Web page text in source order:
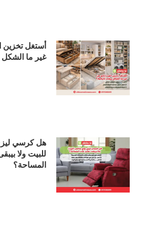
أستغل تخزين
غير ما
هل كرسي
للبيت ولا
المساحة؟